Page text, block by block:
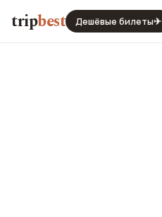
tripbest Дешёвые билеты✈